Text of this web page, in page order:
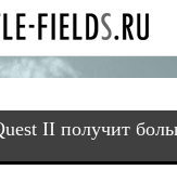
II получит